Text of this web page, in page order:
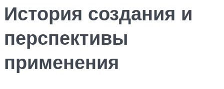
История создания и
перспективы
применения